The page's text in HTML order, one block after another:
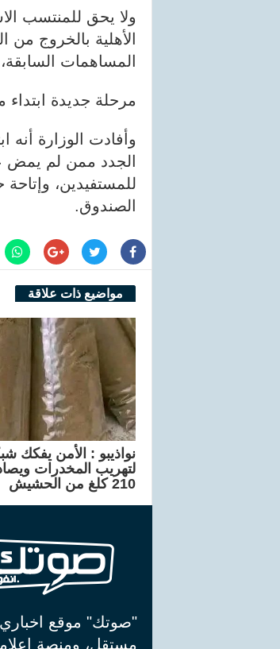
ولا يحق للمنتسب
الأهلية بالخروج من
المساهمات
مرحلة جديدة ابتداء من
للمستفيدين،
الصندوق.
مواضيع ذات علاقة
نواذيبو : الأمن يفكك
لتهريب المخدرات
210 كلغ من الحشيش
"صوتك" موقع اخباري
مستقل، ومنصة